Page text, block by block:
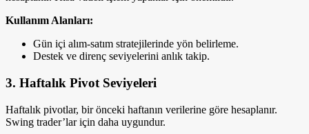
Kullanım Alanları:
Gün içi alım-satım stratejilerinde yön belirleme.
Destek ve direnç seviyelerini anlık takip.
3. Haftalık Pivot Seviyeleri
Haftalık pivotlar, bir önceki haftanın verilerine göre hesaplanır.
Swing trader’lar için daha uygundur.